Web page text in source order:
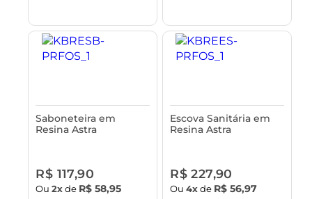
Saboneteira em
Resina Astra
R$ 117,90
Ou2xde R$ 58,95
Escova Sanitária em
Resina Astra
R$ 227,90
Ou4xde R$ 56,97